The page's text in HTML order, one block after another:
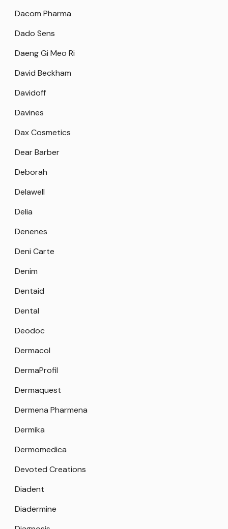
Dacom Pharma
Dado Sens
Daeng Gi Meo Ri
David Beckham
Davidoff
Davines
Dax Cosmetics
Dear Barber
Deborah
Delawell
Delia
Denenes
Deni Carte
Denim
Dentaid
Dental
Deodoc
Dermacol
DermaProfil
Dermaquest
Dermena Pharmena
Dermika
Dermomedica
Devoted Creations
Diadent
Diadermine